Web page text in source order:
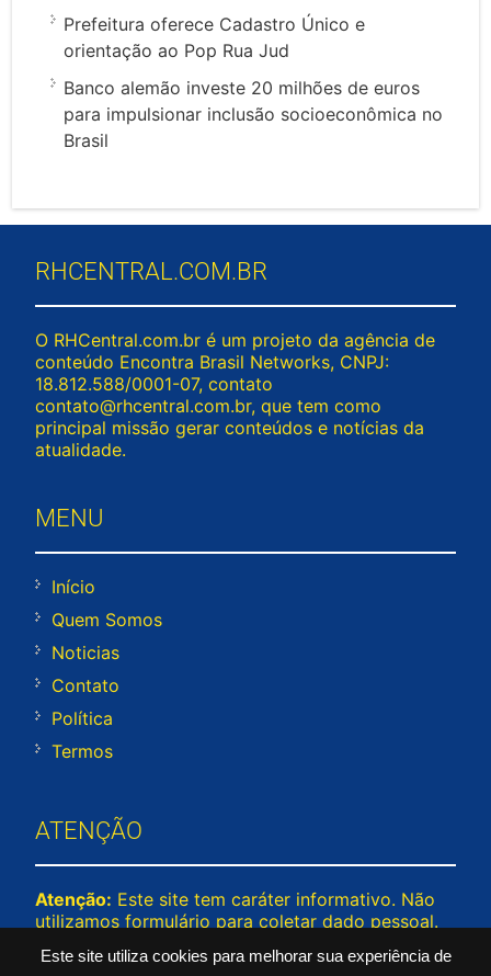
Este site utiliza cookies para melhorar sua experiência de
Prefeitura oferece Cadastro Único e
orientação ao Pop Rua Jud
Banco alemão investe 20 milhões de euros
para impulsionar inclusão socioeconômica no
Brasil
RHCENTRAL.COM.BR
O RHCentral.com.br é um projeto da agência de
conteúdo Encontra Brasil Networks, CNPJ:
18.812.588/0001-07, contato
contato@rhcentral.com.br, que tem como
principal missão gerar conteúdos e notícias da
atualidade.
MENU
Início
Quem Somos
Noticias
Contato
Política
Termos
ATENÇÃO
Atenção: Este site tem caráter informativo. Não
utilizamos formulário para coletar dado pessoal.
nenhuma empresa ou programa citado no